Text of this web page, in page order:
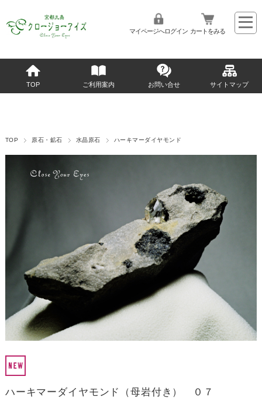
マイページへログイン カートをみる
TOP ご利用案内 お問い合せ サイトマップ
TOP 原石・鉱石 水晶原石 ハーキマーダイヤモンド
ハーキマーダイヤモンド（母岩付き） ０７